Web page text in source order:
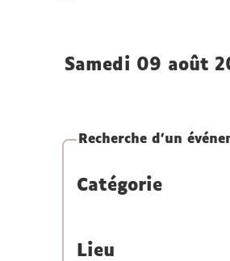
samedi 09 août
Recherche d'un
Catégorie
Lieu